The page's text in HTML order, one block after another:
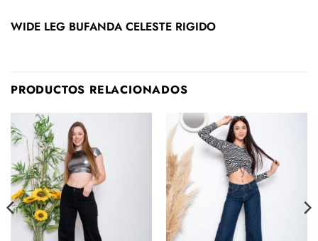
WIDE LEG BUFANDA CELESTE RIGIDO
PRODUCTOS RELACIONADOS